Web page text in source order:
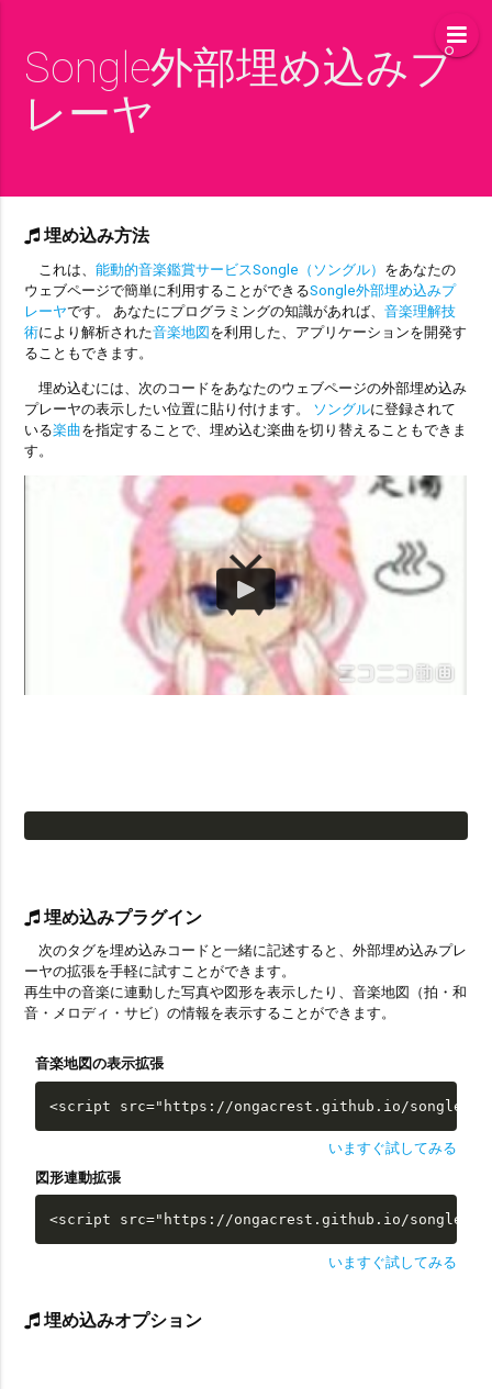
Songle外部埋め込みプ
レーヤ
埋め込み方法
これは、能動的音楽鑑賞サービスSongle（ソングル） をあなたの
ウェブページで簡単に利用することができるSongle外部埋め込みプ
レーヤです。 あなたにプログラミングの知識があれば、音楽理解技
術により解析された音楽地図を利用した、アプリケーションを開発す
ることもできます。
埋め込むには、次のコードをあなたのウェブページの外部埋め込み
プレーヤの表示したい位置に貼り付けます。 ソングルに登録されて
いる楽曲を指定することで、埋め込む楽曲を切り替えることもできま
す。
埋め込みプラグイン
次のタグを埋め込みコードと一緒に記述すると、外部埋め込みプレ
ーヤの拡張を手軽に試すことができます。
再生中の音楽に連動した写真や図形を表示したり、音楽地図（拍・和
音・メロディ・サビ）の情報を表示することができます。
音楽地図の表示拡張
<script src="https://ongacrest.github.io/songle-
いますぐ試してみる
図形連動拡張
<script src="https://ongacrest.github.io/songle-
いますぐ試してみる
埋め込みオプション